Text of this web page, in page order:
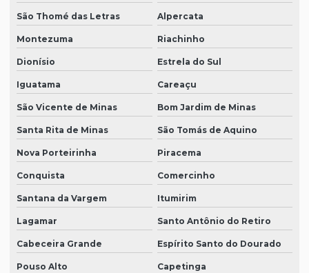
São Thomé das Letras Alpercata
Montezuma Riachinho
Dionísio Estrela do Sul
Iguatama Careaçu
São Vicente de Minas Bom Jardim de Minas
Santa Rita de Minas São Tomás de Aquino
Nova Porteirinha Piracema
Conquista Comercinho
Santana da Vargem Itumirim
Lagamar Santo Antônio do Retiro
Cabeceira Grande Espírito Santo do Dourado
Pouso Alto Capetinga